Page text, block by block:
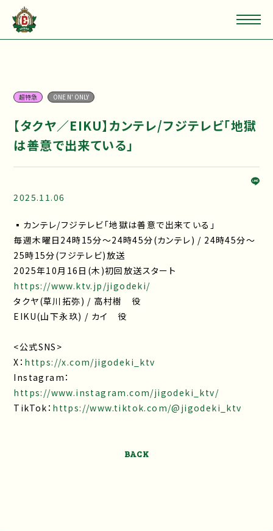
超特急 ONE N' ONLY
【タクヤ／EIKU】カンテレ/フジテレビ「地獄
は善意で出来ている」
2025.11.06
▪カンテレ/フジテレビ「地獄は善意で出来ている」
毎週木曜日24時15分～24時45分 (カンテレ) / 24時45分～
25時15分(フジテレビ)放送
2025年10月16日(木)初回放送スタート
https://www.ktv.jp/jigodeki/
タクヤ(草川拓弥) / 高村樹 役
EIKU(山下永玖) / カイ 役
<公式SNS>
X： https://x.com/jigodeki_ktv
Instagram：
https://www.instagram.com/jigodeki_ktv/
TikTok： https://www.tiktok.com/@jigodeki_ktv
BACK